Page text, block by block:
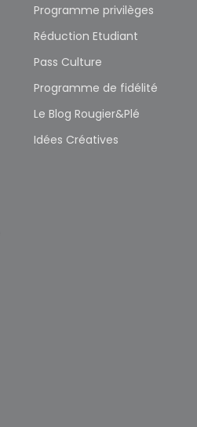
Programme privilèges
Réduction Etudiant
Pass Culture
Programme de fidélité
Le Blog Rougier&Plé
Idées Créatives